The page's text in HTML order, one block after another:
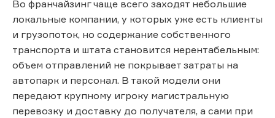
Во франчайзинг чаще всего заходят небольшие
локальные компании, у которых уже есть клиенты
и грузопоток, но содержание собственного
транспорта и штата становится нерентабельным:
объем отправлений не покрывает затраты на
автопарк и персонал. В такой модели они
передают крупному игроку магистральную
перевозку и доставку до получателя, а сами при